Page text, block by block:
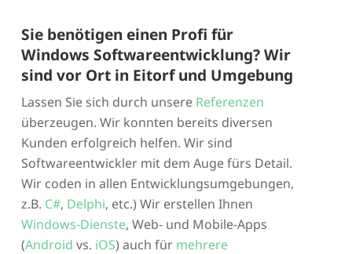
Sie benötigen einen Profi für
Windows Softwareentwicklung? Wir
sind vor Ort in Eitorf und Umgebung
Lassen Sie sich durch unsere Referenzen
überzeugen. Wir konnten bereits diversen
Kunden erfolgreich helfen. Wir sind
Softwareentwickler mit dem Auge fürs Detail.
Wir coden in allen Entwicklungsumgebungen,
z.B. C#, Delphi, etc.) Wir erstellen Ihnen
Windows-Dienste, Web- und Mobile-Apps
(Android vs. iOS) auch für mehrere